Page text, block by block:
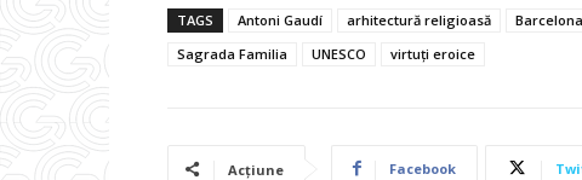
TAGS Antoni Gaudí arhitectură religioasă Barcelona
Sagrada Familia
UNESCO virtuți eroice
Acțiune Facebook